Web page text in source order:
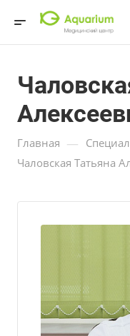
Главная —
Чаловская Татьяна